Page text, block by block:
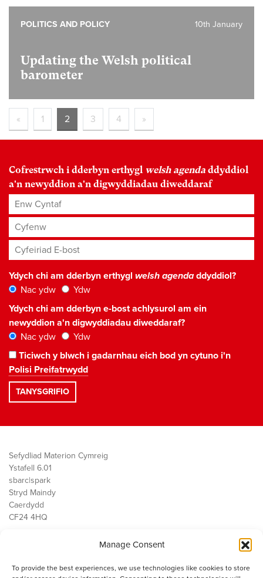
Manage Consent
To provide the best experiences, we use technologies like cookies to store
Updating the Welsh political
barometer
10th January
POLITICS AND POLICY
« 1 2 3 4 »
Cofrestrwch i dderbyn erthygl welsh agenda ddyddiol
a'n newyddion a'n digwyddiadau diweddaraf
Enw Cyntaf
Cyfenw
Cyfeiriad E-bost*
Ydych chi am dderbyn erthygl welsh agendaddyddiol?
Nac ydw
Ydw
Ydych chi am dderbyn e-bost achlysurol am ein
newyddion a'n digwyddiadau diweddaraf?
Nac ydw
Ydw
Ticiwch y blwch i gadarnhau eich bod yn cytuno i'n
Polisi Preifatrwydd
Sefydliad Materion Cymreig
Ystafell 6.01
sbarc|spark
Stryd Maindy
Caerdydd
CF24 4HQ
Public Services